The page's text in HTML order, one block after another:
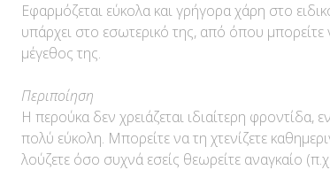
Εφαρμόζεται εύκολα και γρήγορα χάρη στο
υπάρχει στο εσωτερικό της, από όπου μπορείτε
μέγεθος της.
Περιποίηση
Η περούκα δεν χρειάζεται ιδιαίτερη φροντίδα,
πολύ εύκολη. Μπορείτε να τη χτενίζετε
λούζετε όσο συχνά εσείς θεωρείτε αναγκαίο